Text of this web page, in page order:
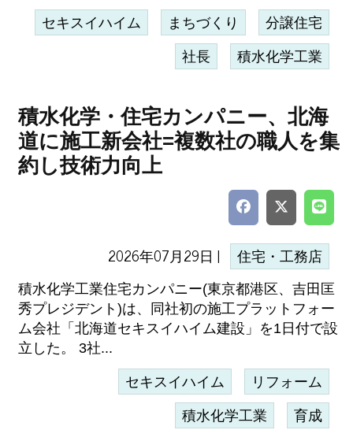
セキスイハイム まちづくり 分譲住宅
社長 積水化学工業
積水化学・住宅カンパニー、北海
道に施工新会社=複数社の職人を集
約し技術力向上
2026年07月29日 | 住宅・工務店
積水化学工業住宅カンパニー(東京都港区、吉田匡
秀プレジデント)は、同社初の施工プラットフォー
ム会社「北海道セキスイハイム建設」を1日付で設
立した。 3社...
セキスイハイム リフォーム
積水化学工業 育成